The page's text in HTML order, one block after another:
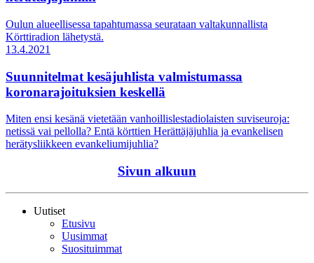
Oulun alueellisessa tapahtumassa seurataan valtakunnallista
Körttiradion lähetystä.
13.4.2021
Suunnitelmat kesäjuhlista valmistumassa
koronarajoituksien keskellä
Miten ensi kesänä vietetään vanhoillislestadiolaisten suviseuroja:
netissä vai pellolla? Entä körttien Herättäjäjuhlia ja evankelisen
herätysliikkeen evankeliumijuhlia?
Sivun alkuun
Uutiset
Etusivu
Uusimmat
Suosituimmat